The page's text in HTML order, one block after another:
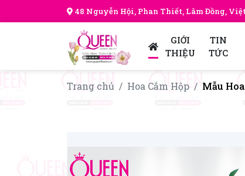
48 Nguyễn Hội, Phan Thiết, Lâm Đồng,
GIỚI
THIỆU
TIN
TỨC
Trang chủ Hoa Cắm Hộp Mẫu